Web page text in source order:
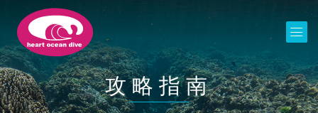
攻略指南